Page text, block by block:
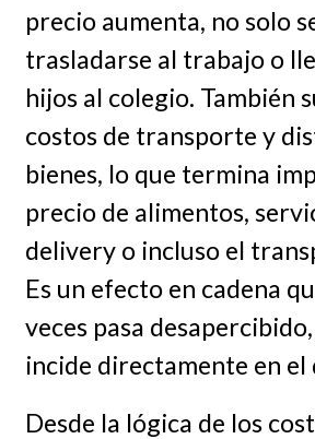
precio aumenta, no solo
trasladarse al trabajo o
hijos al colegio. También
costos de transporte y
bienes, lo que termina
precio de alimentos,
delivery o incluso el
Es un efecto en cadena
veces pasa
incide directamente en el
Desde la lógica de los